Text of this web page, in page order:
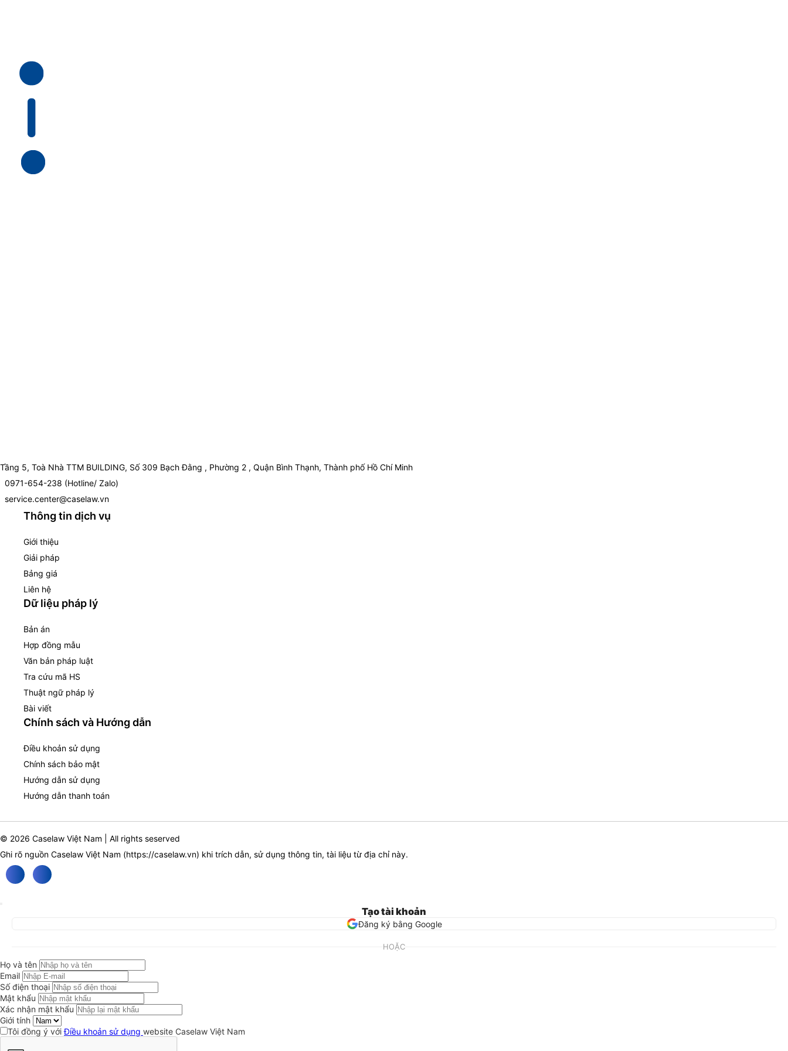
Tầng 5, Toà Nhà TTM BUILDING, Số 309 Bạch Đằng , Phường 2 , Quận Bình Thạnh, Thành phố Hồ Chí Minh
0971-654-238 (Hotline/ Zalo)
service.center@caselaw.vn
Thông tin dịch vụ
Giới thiệu
Giải pháp
Bảng giá
Liên hệ
Dữ liệu pháp lý
Bản án
Hợp đồng mẫu
Văn bản pháp luật
Tra cứu mã HS
Thuật ngữ pháp lý
Bài viết
Chính sách và Hướng dẫn
Điều khoản sử dụng
Chính sách bảo mật
Hướng dẫn sử dụng
Hướng dẫn thanh toán
© 2026 Caselaw Việt Nam | All rights seserved
Ghi rõ nguồn Caselaw Việt Nam (https://caselaw.vn) khi trích dẫn, sử dụng thông tin, tài liệu từ địa chỉ này.
Tạo tài khoản
Đăng ký bằng Google
HOẶC
Họ và tên
Email
Số điện thoại
Mật khẩu
Xác nhận mật khẩu
Giới tính
Tôi đồng ý vớiĐiều khoản sử dụng website Caselaw Việt Nam